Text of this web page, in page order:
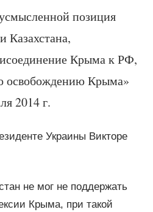
позиция
Крыма к РФ,
освобождению Крыма»
2014 г.
Украины Викторе
не мог не поддержать
Крыма, при такой